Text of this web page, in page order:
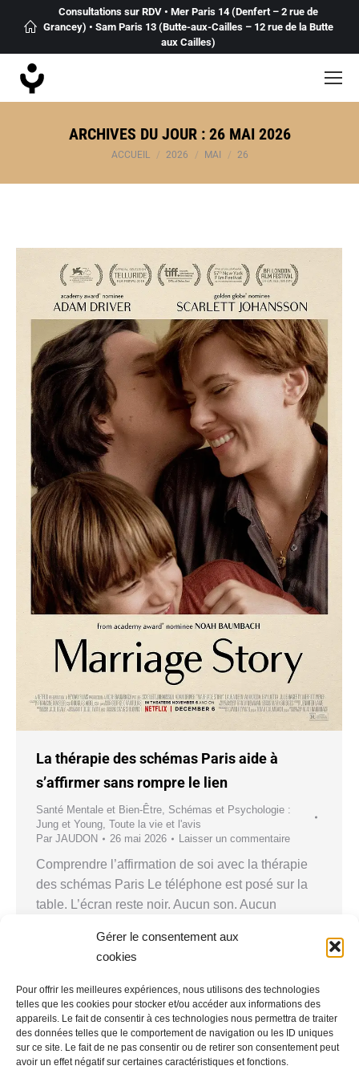
Gérer le consentement aux
cookies
Pour offrir les meilleures expériences, nous utilisons des technologies
telles que les cookies pour stocker et/ou accéder aux informations des
appareils. Le fait de consentir à ces technologies nous permettra de traiter
des données telles que le comportement de navigation ou les ID uniques
sur ce site. Le fait de ne pas consentir ou de retirer son consentement peut
avoir un effet négatif sur certaines caractéristiques et fonctions.
Consultations sur RDV • Mer Paris 14 (Denfert – 2 rue de
Grancey) • Sam Paris 13 (Butte-aux-Cailles – 12 rue de la Butte
aux Cailles)
ARCHIVES DU JOUR : 26 MAI 2026
Vous êtes ici :
ACCUEIL 2026 MAI 26
La thérapie des schémas Paris aide à
s’affirmer sans rompre le lien
Santé Mentale et Bien-Être, Schémas et Psychologie :
Jung et Young, Toute la vie et l'avis
Par JAUDON 26 mai 2026 Laisser un commentaire
Comprendre l’affirmation de soi avec la thérapie
des schémas Paris Le téléphone est posé sur la
table. L’écran reste noir. Aucun son. Aucun
pensée commence. Avec la thérapie des schémas
Paris, cette scène ordinaire devient un point
d’entrée : ce silence est-il un simple délai, une…